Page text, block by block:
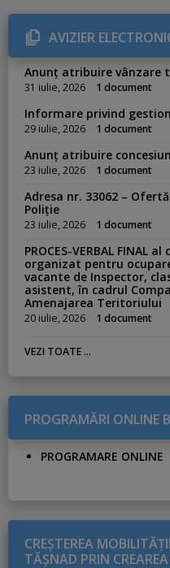
r
i
e
s
AVIZIER
Anunț atribuire vânzare
31 iulie, 2026 1 document
Informare privind
29 iulie, 2026 1 document
Anunț atribuire
23 iulie, 2026 1 document
Adresa nr. 33062 –
Poliție
23 iulie, 2026 1 document
PROCES-VERBAL FINAL
organizat pentru
vacante de Inspector,
asistent, în cadrul
Amenajarea Teritoriului
20 iulie, 2026 1 document
VEZI TOATE ...
PROGRAMĂRI ONLINE
PROGRAMARE ONLINE
CREŞTEREA
TĂŞNAD PRIN